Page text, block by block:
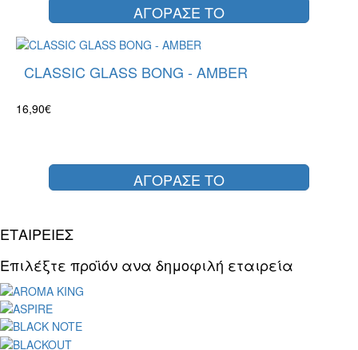
ΑΓΟΡΑΣΕ ΤΟ
CLASSIC GLASS BONG - AMBER
16,90€
ΑΓΟΡΑΣΕ ΤΟ
ΕΤΑΙΡΕΙΕΣ
Επιλέξτε προϊόν ανα δημοφιλή εταιρεία